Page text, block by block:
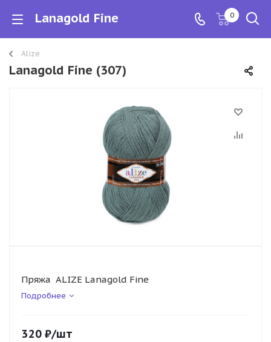
Lanagold Fine 0
Alize
Lanagold Fine (307)
Пряжа ALIZE Lanagold Fine
Подробнее
320 ₽/шт